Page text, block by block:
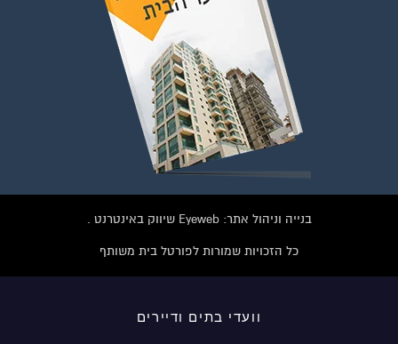
בנייה וניהול אתר: Eyeweb שיווק באינטרנט .
כל הזכויות שמורות לפורטל בית משותף
וועדי בתים ודיירים